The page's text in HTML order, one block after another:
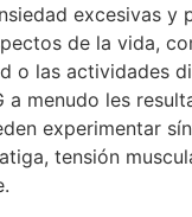
excesivas y
de la vida,
o las actividades
a menudo les
experimentar
tensión